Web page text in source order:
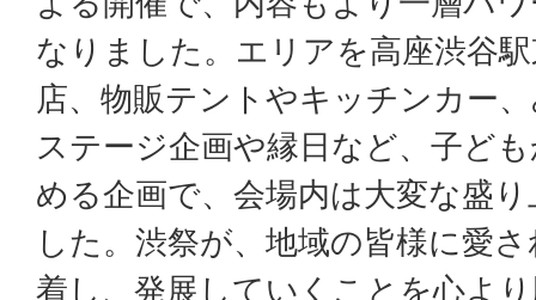
なりました。エリアを高座渋谷
店、物販テントやキッチンカー
ステージ企画や縁日など、子ど
める企画で、会場内は大変な盛
した。渋祭が、地域の皆様に愛
着し、発展していくことを心よ